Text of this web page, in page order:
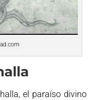
el paraíso divino